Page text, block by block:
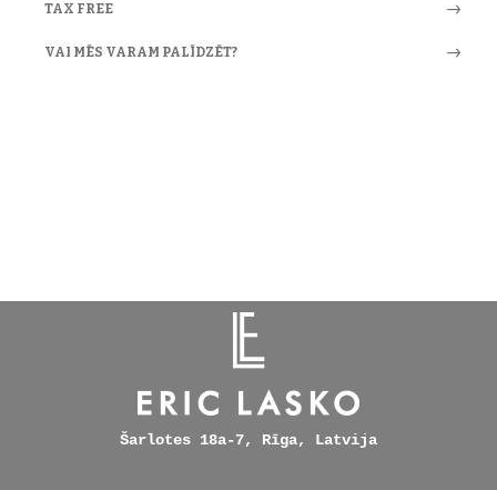
TAX FREE
VAI MĒS VARAM PALĪDZĒT?
Šarlotes 18a-7, Rīga, Latvija